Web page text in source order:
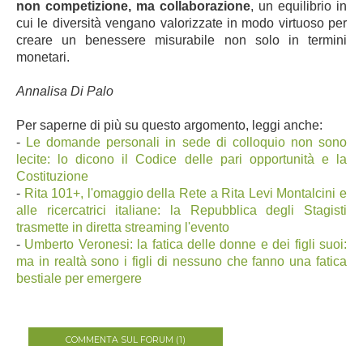
non competizione, ma collaborazione, un equilibrio in
cui le diversità vengano valorizzate in modo virtuoso per
creare un benessere misurabile non solo in termini
monetari.
Annalisa Di Palo
Per saperne di più su questo argomento, leggi anche:
- Le domande personali in sede di colloquio non sono
lecite: lo dicono il Codice delle pari opportunità e la
Costituzione
- Rita 101+, l'omaggio della Rete a Rita Levi Montalcini e
alle ricercatrici italiane: la Repubblica degli Stagisti
trasmette in diretta streaming l'evento
- Umberto Veronesi: la fatica delle donne e dei figli suoi:
ma in realtà sono i figli di nessuno che fanno una fatica
bestiale per emergere
COMMENTA SUL FORUM (1)